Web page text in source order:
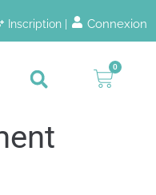
Inscription | Connexion
0